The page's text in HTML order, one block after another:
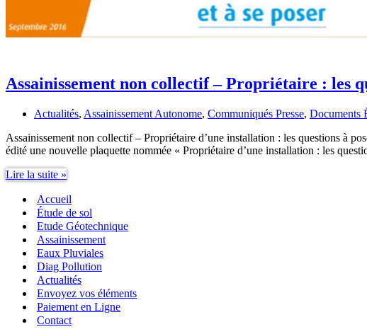
Assainissement non collectif – Propriétaire : les
Actualités, Assainissement Autonome, Communiqués Presse, Documents
Assainissement non collectif – Propriétaire d’une installation : les questions à
édité une nouvelle plaquette nommée « Propriétaire d’une installation : les
Lire la suite »
collectif
–
Propriétaire
:
les
questions…
Accueil
Étude de sol
Etude Géotechnique
Assainissement
Eaux Pluviales
Diag Pollution
Actualités
Envoyez vos éléments
Paiement en Ligne
Contact